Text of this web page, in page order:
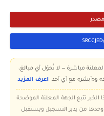
مباشرة — لا تُحوّل أي مبالغ،
و«أبشر» مع أي أحد. اعرف المزيد
الخبر تتبع الجهة المعلنة الموضحة
من يدير التسجيل ويستقبل